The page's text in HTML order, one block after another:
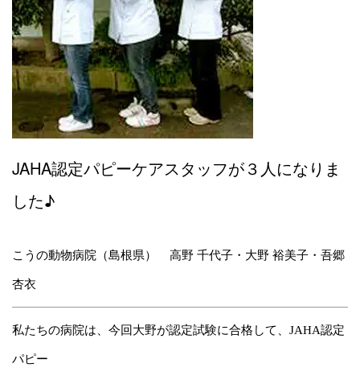
JAHA認定パピーケアスタッフが３人になりま
した♪
こうの動物病院（島根県） 高野 千代子・大野 裕美子・吾郷
杏衣
私たちの病院は、今回大野が認定試験に合格して、 JAHA認定
パピー